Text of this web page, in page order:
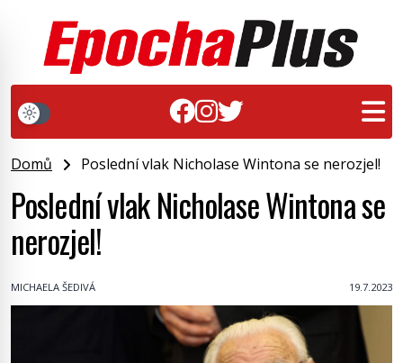
Domů Poslední vlak Nicholase Wintona se nerozjel!
Poslední vlak Nicholase Wintona se
nerozjel!
MICHAELA ŠEDIVÁ 19.7.2023